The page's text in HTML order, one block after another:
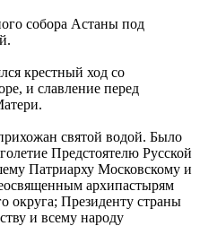
собора Астаны под
крестный ход со
и славление перед
святой водой. Было
Предстоятелю Русской
Патриарху Московскому и
архипастырям
округа; Президенту страны
и всему народу